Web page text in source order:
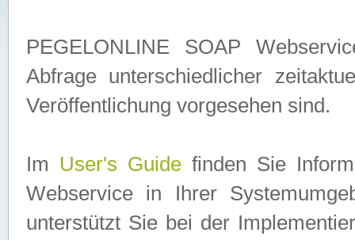
PEGELONLINE SOAP
Abfrage unterschiedlicher
Veröffentlichung vorgesehen sind.
Im User's Guidefinden Sie
Webservice in Ihrer
unterstützt Sie bei der